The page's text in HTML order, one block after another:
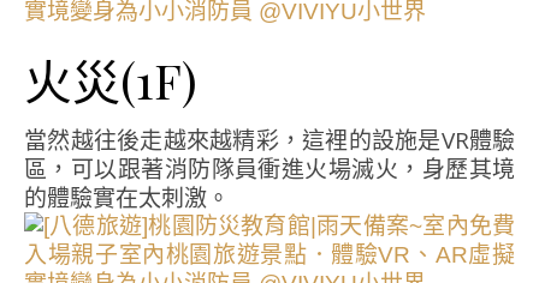
火災(1F)
當然越往後走越來越精彩，這裡的設施是VR體驗
區，可以跟著消防隊員衝進火場滅火，身歷其境
的體驗實在太刺激。